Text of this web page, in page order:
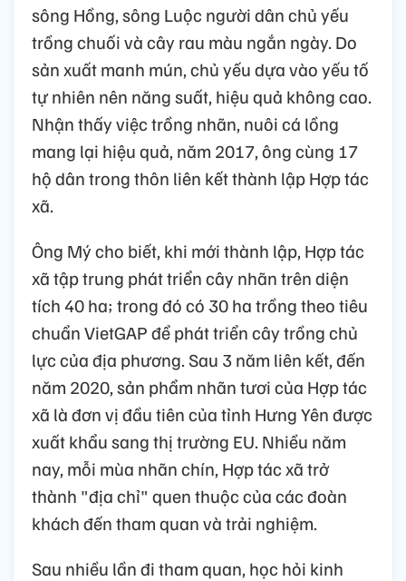
sông Hồng, sông Luộc người dân chủ yếu
trồng chuối và cây rau màu ngắn ngày. Do
sản xuất manh mún, chủ yếu dựa vào yếu tố
tự nhiên nên năng suất, hiệu quả không cao.
Nhận thấy việc trồng nhãn, nuôi cá lồng
mang lại hiệu quả, năm 2017, ông cùng 17
hộ dân trong thôn liên kết thành lập Hợp tác
xã.
Ông Mý cho biết, khi mới thành lập, Hợp tác
xã tập trung phát triển cây nhãn trên diện
tích 40 ha; trong đó có 30 ha trồng theo tiêu
chuẩn VietGAP để phát triển cây trồng chủ
lực của địa phương. Sau 3 năm liên kết, đến
năm 2020, sản phẩm nhãn tươi của Hợp tác
xã là đơn vị đầu tiên của tỉnh Hưng Yên được
xuất khẩu sang thị trường EU. Nhiều năm
nay, mỗi mùa nhãn chín, Hợp tác xã trở
thành "địa chỉ" quen thuộc của các đoàn
khách đến tham quan và trải nghiệm.
Sau nhiều lần đi tham quan, học hỏi kinh